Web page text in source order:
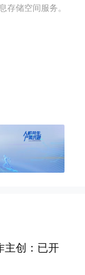
储空间服务。
主创：已开